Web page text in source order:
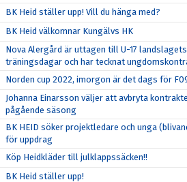
BK Heid ställer upp! Vill du hänga med?
BK Heid välkomnar Kungälvs HK
Nova Alergård är uttagen till U-17 landslagets
träningsdagar och har tecknat
Norden cup 2022, imorgon är det dags för
Johanna Einarsson väljer att avbryta
pågående säsong
BK HEID söker projektledare och unga
för uppdrag
Köp Heidkläder till julklappssäcken!!
BK Heid ställer upp!